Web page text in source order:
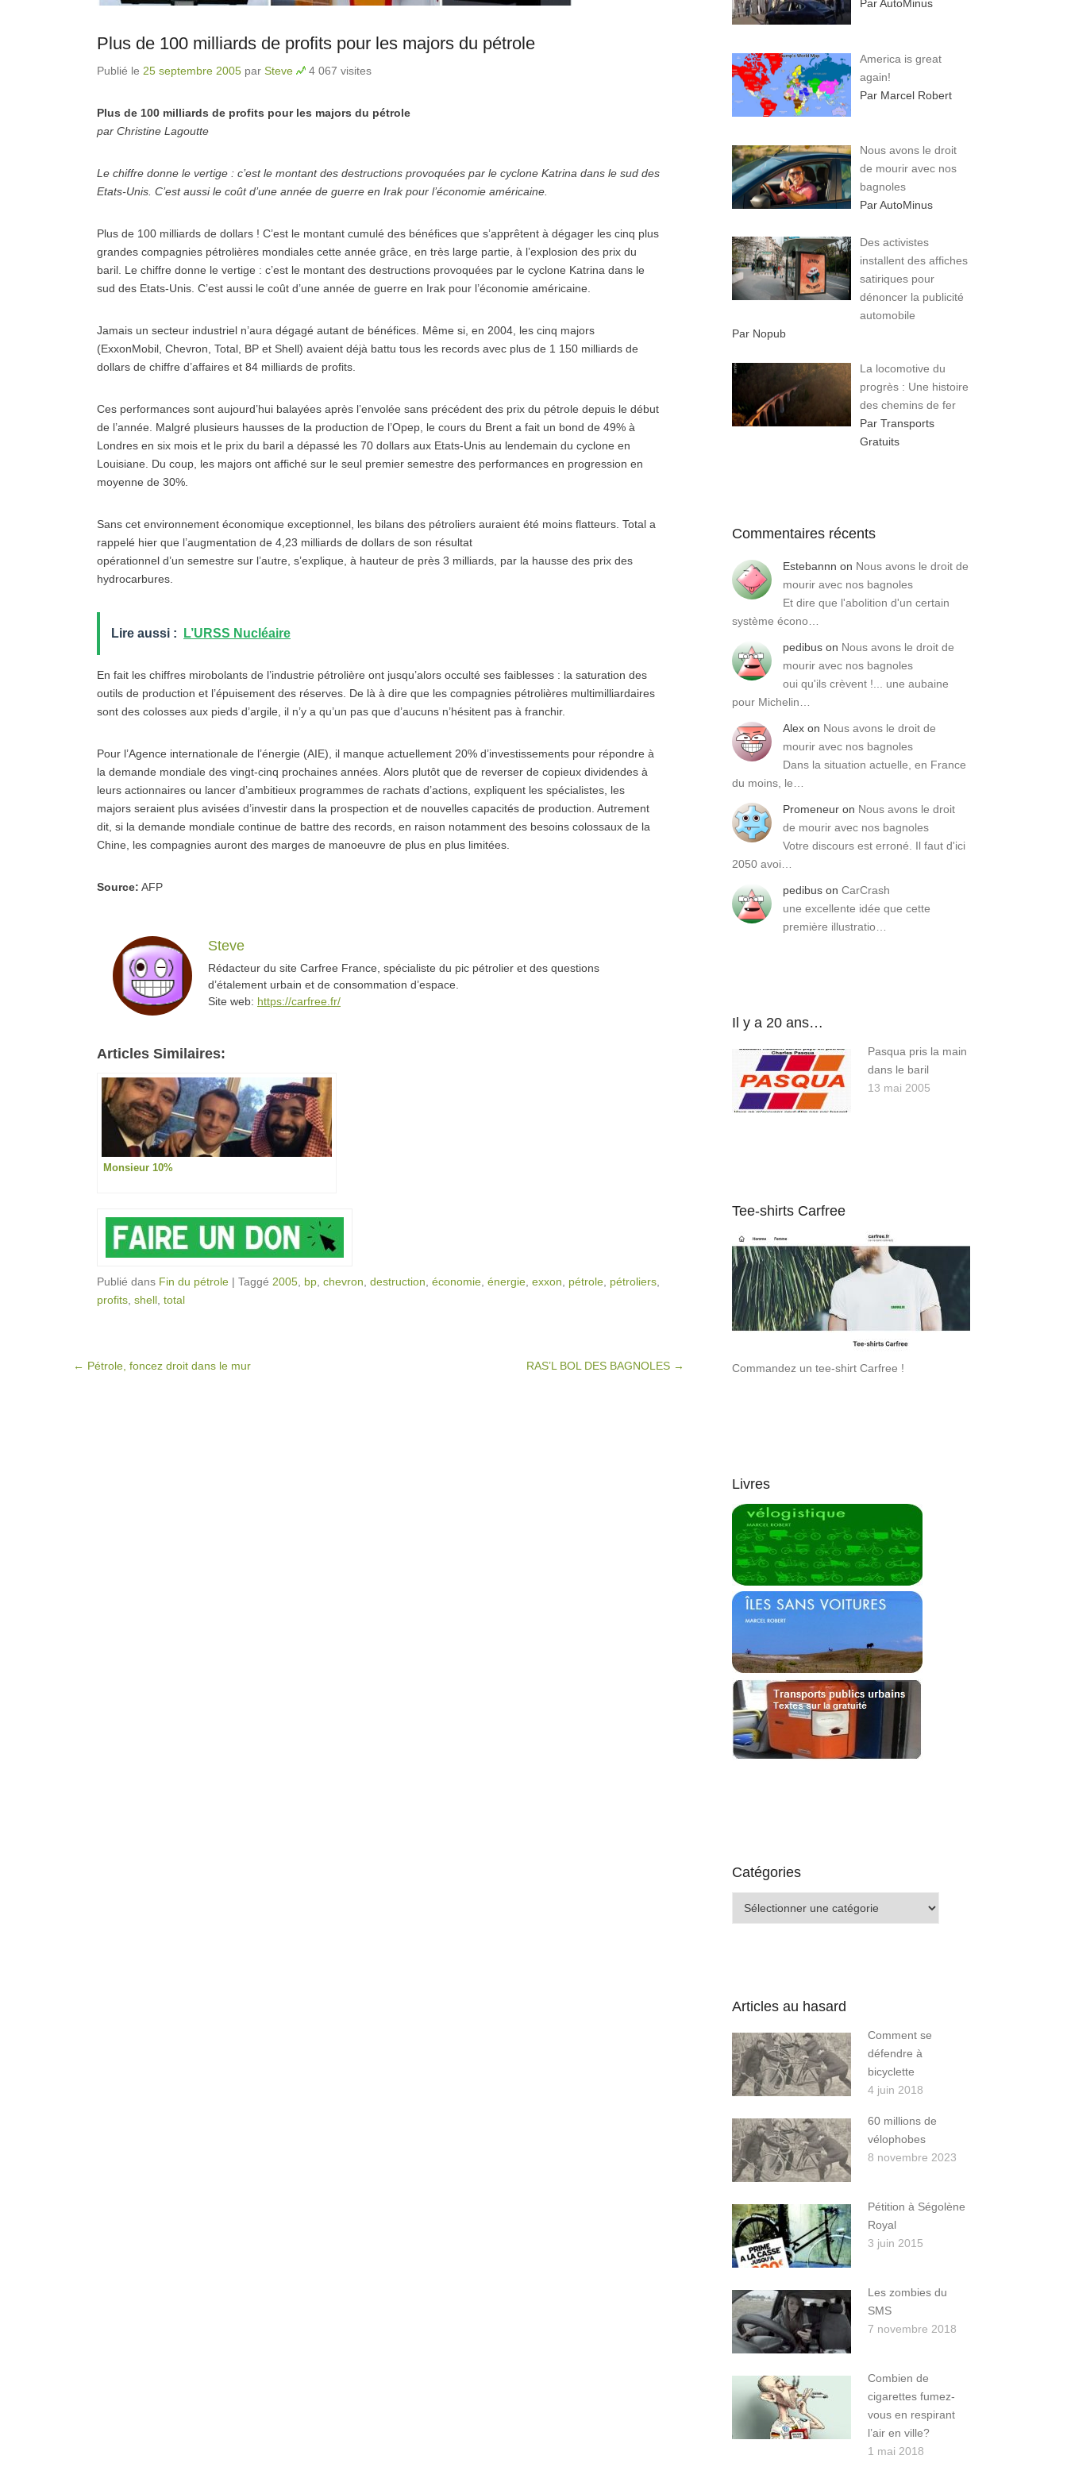
Plus de 100 milliards de profits pour les majors du pétrole
Publié le 25 septembre 2005 par Steve 4 067 visites
Plus de 100 milliards de profits pour les majors du pétrole
par Christine Lagoutte
Le chiffre donne le vertige : c’est le montant des destructions provoquées par le cyclone Katrina dans le sud des
Etats-Unis. C’est aussi le coût d’une année de guerre en Irak pour l’économie américaine.
Plus de 100 milliards de dollars ! C’est le montant cumulé des bénéfices que s’apprêtent à dégager les cinq plus
grandes compagnies pétrolières mondiales cette année grâce, en très large partie, à l’explosion des prix du
baril. Le chiffre donne le vertige : c’est le montant des destructions provoquées par le cyclone Katrina dans le
sud des Etats-Unis. C’est aussi le coût d’une année de guerre en Irak pour l’économie américaine.
Jamais un secteur industriel n’aura dégagé autant de bénéfices. Même si, en 2004, les cinq majors
(ExxonMobil, Chevron, Total, BP et Shell) avaient déjà battu tous les records avec plus de 1 150 milliards de
dollars de chiffre d’affaires et 84 milliards de profits.
Ces performances sont aujourd’hui balayées après l’envolée sans précédent des prix du pétrole depuis le début
de l’année. Malgré plusieurs hausses de la production de l’Opep, le cours du Brent a fait un bond de 49% à
Londres en six mois et le prix du baril a dépassé les 70 dollars aux Etats-Unis au lendemain du cyclone en
Louisiane. Du coup, les majors ont affiché sur le seul premier semestre des performances en progression en
moyenne de 30%.
Sans cet environnement économique exceptionnel, les bilans des pétroliers auraient été moins flatteurs. Total a
rappelé hier que l’augmentation de 4,23 milliards de dollars de son résultat
opérationnel d’un semestre sur l’autre, s’explique, à hauteur de près 3 milliards, par la hausse des prix des
hydrocarbures.
Lire aussi : L’URSS Nucléaire
En fait les chiffres mirobolants de l’industrie pétrolière ont jusqu’alors occulté ses faiblesses : la saturation des
outils de production et l’épuisement des réserves. De là à dire que les compagnies pétrolières multimilliardaires
sont des colosses aux pieds d’argile, il n’y a qu’un pas que d’aucuns n’hésitent pas à franchir.
Pour l’Agence internationale de l’énergie (AIE), il manque actuellement 20% d’investissements pour répondre à
la demande mondiale des vingt-cinq prochaines années. Alors plutôt que de reverser de copieux dividendes à
leurs actionnaires ou lancer d’ambitieux programmes de rachats d’actions, expliquent les spécialistes, les
majors seraient plus avisées d’investir dans la prospection et de nouvelles capacités de production. Autrement
dit, si la demande mondiale continue de battre des records, en raison notamment des besoins colossaux de la
Chine, les compagnies auront des marges de manoeuvre de plus en plus limitées.
Source: AFP
Steve
Rédacteur du site Carfree France, spécialiste du pic pétrolier et des questions
d’étalement urbain et de consommation d’espace.
Site web: https://carfree.fr/
Articles Similaires:
Monsieur 10%
Publié dans Fin du pétrole | Taggé 2005 bp chevron destruction économie énergie exxon pétrole pétroliers
profits shell total
Post navigation
← Pétrole, foncez droit dans le mur RAS’L BOL DES BAGNOLES →
Par AutoMinus
America is great
again!
Par Marcel Robert
Nous avons le droit
de mourir avec nos
bagnoles
Par AutoMinus
Des activistes
installent des affiches
satiriques pour
dénoncer la publicité
automobile
Par Nopub
La locomotive du
progrès : Une histoire
des chemins de fer
Par Transports
Gratuits
Commentaires récents
Estebannn on Nous avons le droit de
mourir avec nos bagnoles
Et dire que l'abolition d'un certain
système écono…
pedibus on Nous avons le droit de
mourir avec nos bagnoles
oui qu'ils crèvent !... une aubaine
pour Michelin…
Alex on Nous avons le droit de
mourir avec nos bagnoles
Dans la situation actuelle, en France
du moins, le…
Promeneur on Nous avons le droit
de mourir avec nos bagnoles
Votre discours est erroné. Il faut d'ici
2050 avoi…
pedibus on CarCrash
une excellente idée que cette
première illustratio…
Il y a 20 ans…
Pasqua pris la main
dans le baril
13 mai 2005
Tee-shirts Carfree
Commandez un tee-shirt Carfree !
Livres
Catégories
Articles au hasard
Comment se
défendre à
bicyclette
4 juin 2018
60 millions de
vélophobes
8 novembre 2023
Pétition à Ségolène
Royal
3 juin 2015
Les zombies du
SMS
7 novembre 2018
Combien de
cigarettes fumez-
vous en respirant
l’air en ville?
1 mai 2018